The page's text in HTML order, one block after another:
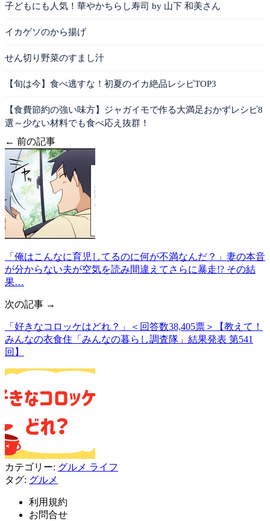
子どもにも人気！華やかちらし寿司 by 山下 和美さん
イカゲソのから揚げ
せん切り野菜のすまし汁
【旬は今】食べ逃すな！初夏のイカ絶品レシピTOP3
【食費節約の強い味方】ジャガイモで作る大満足おかずレシピ8
選～少ない材料でも食べ応え抜群！
← 前の記事
「俺はこんなに育児してるのに何が不満なんだ？」妻の本音
が分からない夫が空気を読み間違えてさらに暴走!? その結
果…
次の記事 →
「好きなコロッケはどれ？」＜回答数38,405票＞【教えて！
みんなの衣食住「みんなの暮らし調査隊」結果発表 第541
回】
カテゴリー: グルメ ライフ
タグ: グルメ
利用規約
お問合せ